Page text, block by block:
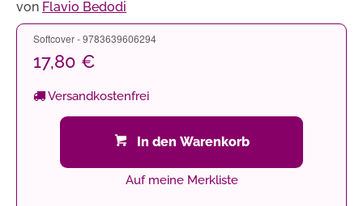
von Flavio Bedodi
Softcover - 9783639606294
17,80 €
Versandkostenfrei
In den Warenkorb
Auf meine Merkliste